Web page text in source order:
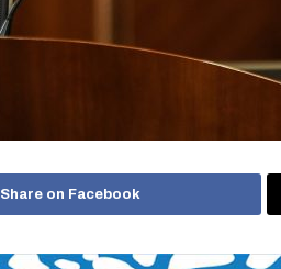
Share on Facebook